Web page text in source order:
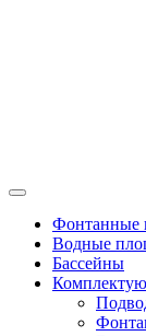
Фонтанные
Водные
Бассейны